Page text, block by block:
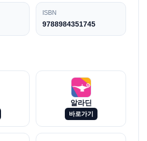
ISBN
9788984351745
알라딘
바로가기